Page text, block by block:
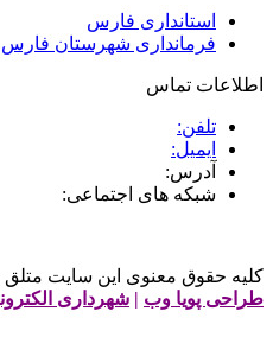
استانداری فارس
فرمانداری شهرستان فارس
تماس
تلفن:
ایمیل:
آدرس:
شبکه های اجتماعی:
حقوق معنوی این سایت متلق
پویا وب| شهرداری